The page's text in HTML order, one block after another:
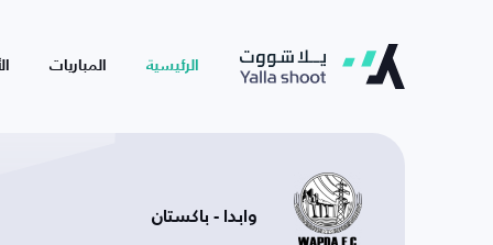
الرئيسية المباريات
وابدا - باكستان